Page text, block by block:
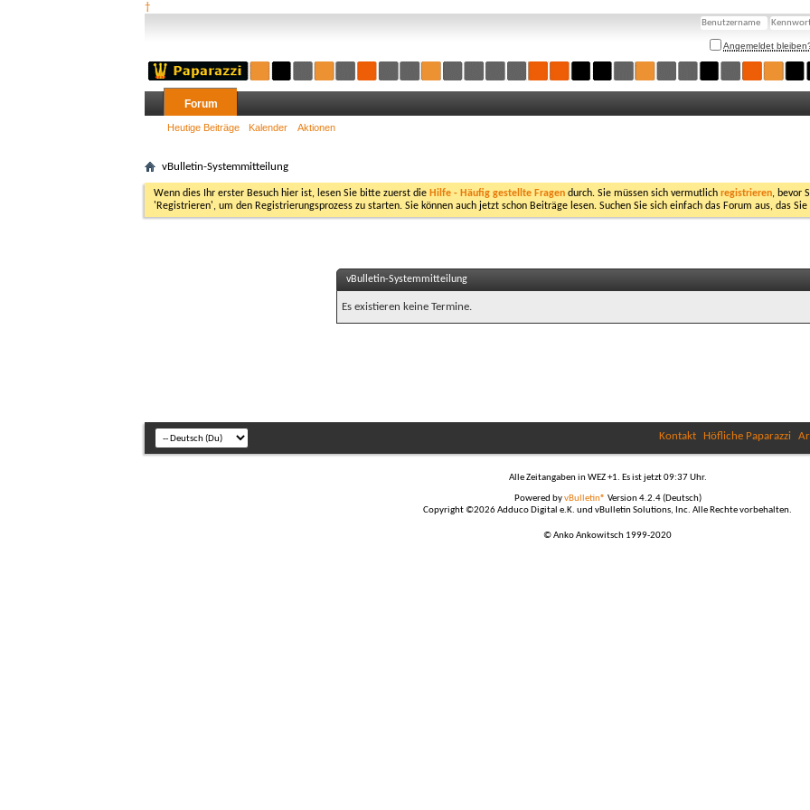
†
Angemeldet
Forum
Heutige Beiträge Kalender Aktionen
vBulletin-Systemmitteilung
Wenn dies Ihr erster Besuch hier ist, lesen Sie bitte zuerst die Hilfe - Häufig gestellte Fragen durch. Sie müssen sich vermutlich registrieren, bevor
'Registrieren', um den Registrierungsprozess zu starten. Sie können auch jetzt schon Beiträge lesen. Suchen Sie sich einfach das Forum aus, das
vBulletin-Systemmitteilung
Es existieren keine Termine.
Kontakt Höfliche Paparazzi
Alle Zeitangaben in WEZ +1. Es ist jetzt09:37Uhr.
Powered byvBulletin® Version 4.2.4 (Deutsch)
Copyright ©2026 Adduco Digital e.K. und vBulletin Solutions, Inc. Alle Rechte vorbehalten.
© Anko Ankowitsch 1999-2020